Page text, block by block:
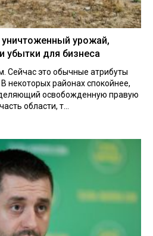
урожай,
убытки для бизнеса
Сейчас это обычные атрибуты
некоторых районах спокойнее,
освобожденную правую
области, т...